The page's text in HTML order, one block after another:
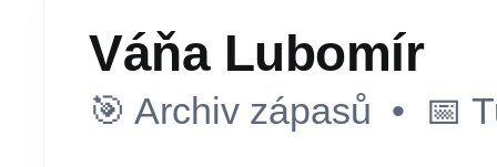
Váňa Lubomír
🎯 Archiv zápasů • 📅